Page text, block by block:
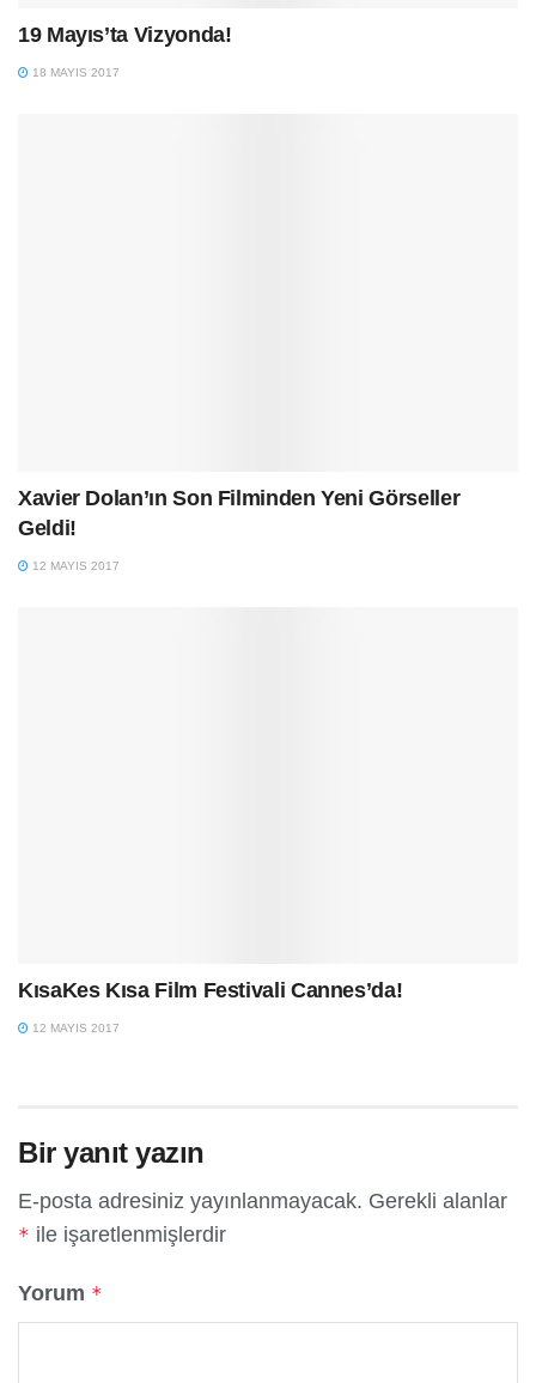
19 Mayıs’ta Vizyonda!
18 MAYIS 2017
Xavier Dolan’ın Son Filminden Yeni Görseller
Geldi!
12 MAYIS 2017
KısaKes Kısa Film Festivali Cannes’da!
12 MAYIS 2017
Bir yanıt yazın
E-posta adresiniz yayınlanmayacak. Gerekli alanlar
* ile işaretlenmişlerdir
Yorum *